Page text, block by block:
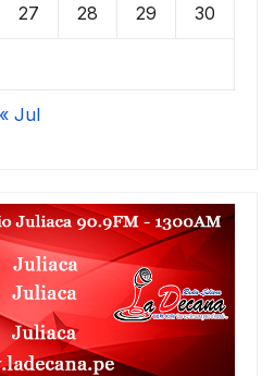
27 28 29 30
« Jul